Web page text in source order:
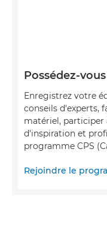
Possédez-
Enregistrez votre
conseils d'experts,
matériel, participer
d'inspiration et
programme CPS
Rejoindre le